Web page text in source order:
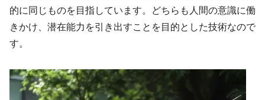
的に同じものを目指しています。どちらも人間の意識に働
きかけ、潜在能力を引き出すことを目的とした技術なので
す。